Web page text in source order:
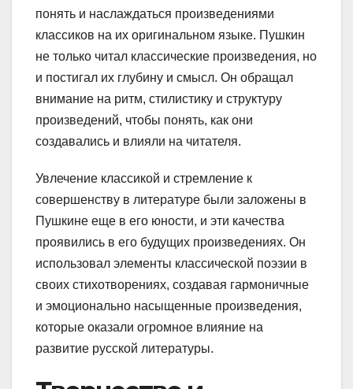
понять и наслаждаться произведениями
классиков на их оригинальном языке. Пушкин
не только читал классические произведения, но
и постигал их глубину и смысл. Он обращал
внимание на ритм, стилистику и структуру
произведений, чтобы понять, как они
создавались и влияли на читателя.
Увлечение классикой и стремление к
совершенству в литературе были заложены в
Пушкине еще в его юности, и эти качества
проявились в его будущих произведениях. Он
использовал элементы классической поэзии в
своих стихотворениях, создавая гармоничные
и эмоционально насыщенные произведения,
которые оказали огромное влияние на
развитие русской литературы.